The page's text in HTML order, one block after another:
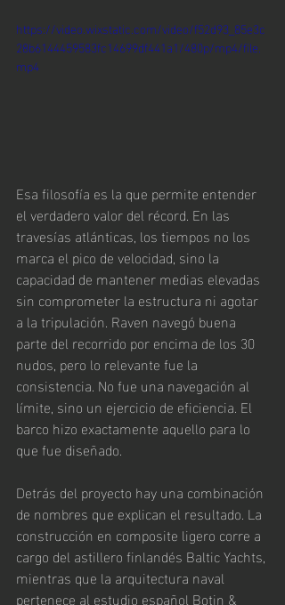
https://video.wixstatic.com/video/f52d93_85e3c
28b6144459583fc14699df441a1/480p/mp4/file.
mp4
Esa filosofía es la que permite entender
el verdadero valor del récord. En las
travesías atlánticas, los tiempos no los
marca el pico de velocidad, sino la
capacidad de mantener medias elevadas
sin comprometer la estructura ni agotar
a la tripulación. Raven navegó buena
parte del recorrido por encima de los 30
nudos, pero lo relevante fue la
consistencia. No fue una navegación al
límite, sino un ejercicio de eficiencia. El
barco hizo exactamente aquello para lo
que fue diseñado.
Detrás del proyecto hay una combinación
de nombres que explican el resultado. La
construcción en composite ligero corre a
cargo del astillero finlandés Baltic Yachts,
mientras que la arquitectura naval
pertenece al estudio español Botin &